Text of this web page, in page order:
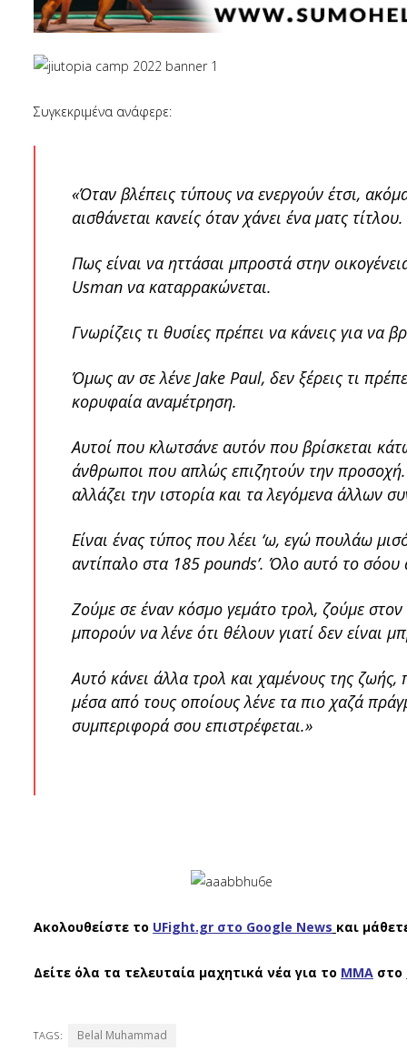
Συγκεκριμένα ανάφερε:
«Όταν βλέπεις τύπους να ενεργούν έτσι,
αισθάνεται κανείς όταν χάνει ένα ματς τίτλου.
Πως είναι να ηττάσαι μπροστά στην
Usman να καταρρακώνεται.
Γνωρίζεις τι θυσίες πρέπει να κάνεις για να
Όμως αν σε λένε Jake Paul, δεν ξέρεις τι
κορυφαία αναμέτρηση.
Αυτοί που κλωτσάνε αυτόν που βρίσκεται
άνθρωποι που απλώς επιζητούν την
αλλάζει την ιστορία και τα λεγόμενα άλλων
Είναι ένας τύπος που λέει ‘ω, εγώ πουλάω
αντίπαλο στα 185 pounds’. Όλο αυτό το σόου
Ζούμε σε έναν κόσμο γεμάτο τρολ, ζούμε
μπορούν να λένε ότι θέλουν γιατί δεν είναι
Αυτό κάνει άλλα τρολ και χαμένους της
μέσα από τους οποίους λένε τα πιο χαζά
συμπεριφορά σου επιστρέφεται.»
Ακολουθείστε το UFight.gr στο Google News και
Δείτε όλα τα τελευταία μαχητικά νέα για το ΜΜΑ στο
TAGS: Belal Muhammad